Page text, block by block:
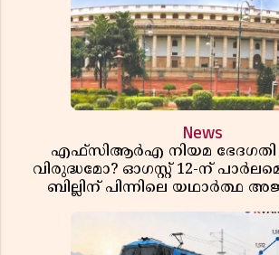
News
എഫ്സിആർഎ നിയമ ഭേദഗതി
വിരുദ്ധമോ? ഓഗസ്റ്റ് 12-ന്
ബില്ലിന് പിന്നിലെ യഥാർത്ഥ